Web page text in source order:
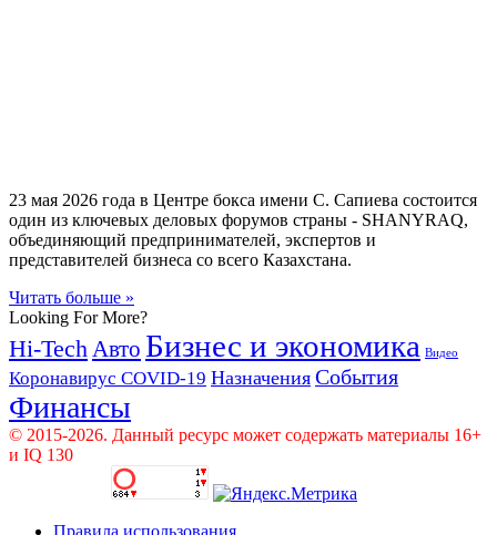
23 мая 2026 года в Центре бокса имени С. Сапиева состоится
один из ключевых деловых форумов страны - SHANYRAQ,
объединяющий предпринимателей, экспертов и
представителей бизнеса со всего Казахстана.
Читать больше »
Looking For More?
Hi-TechАвто Бизнес и экономика Видео
Коронавирус COVID-19 Назначения События
Финансы
© 2015-2026. Данный ресурс может содержать материалы 16+
и IQ 130
Правила использования